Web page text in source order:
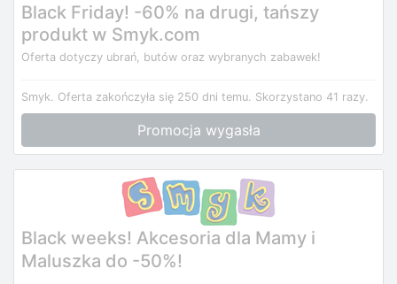
Black Friday! -60% na drugi, tańszy
produkt w Smyk.com
Oferta dotyczy ubrań, butów oraz wybranych zabawek!
Smyk. Oferta zakończyła się 250 dni temu. Skorzystano 41 razy.
Promocja wygasła
Black weeks! Akcesoria dla Mamy i
Maluszka do -50%!